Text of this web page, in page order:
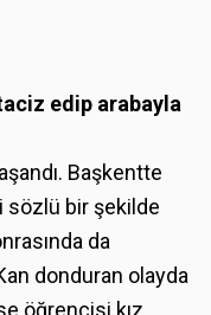
edip arabayla
Başkentte
sözlü bir şekilde
da
donduran olayda
öğrencisi kız